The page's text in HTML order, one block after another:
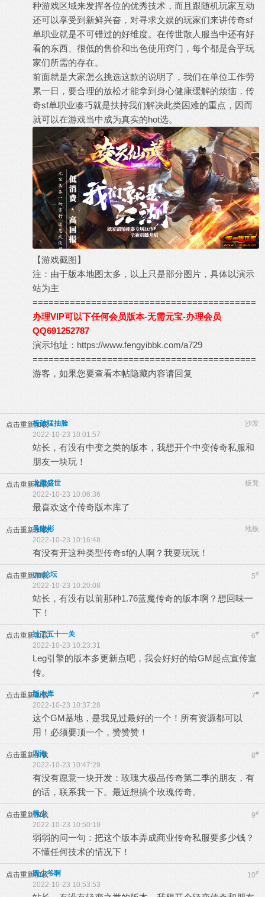
种游戏区域来发挥各位的优秀技术，而且跟随机玩家互动
还可以享受到新鲜兴奋，对寻求文娱的玩家们来讲传奇sf
单职业就是不可错过的好维度。在传世散人服当中还有好
看的东西、很低的售价和出色使用窍门，每个都是合乎玩
家们所需的存在。
前面就是大家怎么挑选这款的说明了，我们在单位工作劳
累一日，要合理的放松才能拿到身心健康缓解的烦恼，传
奇sf单职业凑巧就是扶持我们解决此类困难的重点，因而
就可以在游戏当中成为真实的hot选。
【游戏截图】
注：由于版本地图太多，以上只是部分图片，具体以演示
站为主
==========================================
办理VIP可以下任何会员版本-无需元宝-办理会员
QQ691252787
演示地址： https://www.fengyibbk.com/a729
==========================================
游客，如果您要查看本帖隐藏内容请回复
点击重新加载 沙发
板砖猛抽脸
2022-10-23 10:01:57
站长，有没有中变之类的版本，我想开个中变传奇私服和
朋友一块玩！
点击重新加载 板凳
龙腾盛世
2022-10-23 10:06:36
最喜欢这个传奇版本库了
点击重新加载 地板
吴晓彬
2022-10-23 10:16:48
有没有开这种类型传奇sf的人啊？我要玩玩！
点击重新加载 5#
gm论坛
2022-10-23 10:20:08
站长，有没有以前那种1.76蓝魔传奇的版本啊？想回味一
下！
点击重新加载 6#
过了五十一关
2022-10-23 10:23:31
Leg引擎的版本多更新点吧，我会好好的给GM起点宣传宣
传。
点击重新加载 7#
版本库
2022-10-23 10:37:28
这个GM基地，是我见过最好的一个！所有资源都可以
用！必须要顶一个，赞赞赞！
点击重新加载 8#
四海
2022-10-23 10:47:29
有没有愿意一块开发：玫瑰大极品传奇第二季的朋友，有
的话，联系我一下。最近想搞个玫瑰传奇。
点击重新加载 9#
枫少
2022-10-23 10:50:19
弱弱的问一句：把这个版本弄成商业传奇私服要多少钱？
不懂任何技术的情况下！
点击重新加载 10#
圆少爷啊
2022-10-23 10:53:53